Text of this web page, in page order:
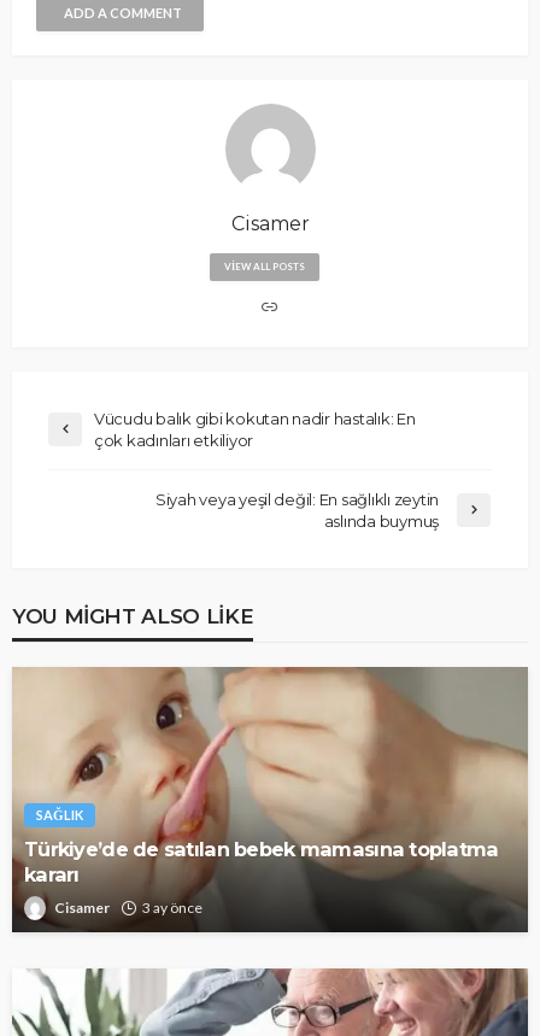
ADD A COMMENT
Cisamer
VIEW ALL POSTS
Vücudu balık gibi kokutan nadir hastalık: En
çok kadınları etkiliyor
Siyah veya yeşil değil: En sağlıklı zeytin
aslında buymuş
YOU MIGHT ALSO LIKE
SAĞLIK
Türkiye’de de satılan bebek mamasına toplatma
kararı
Cisamer 3 ay önce